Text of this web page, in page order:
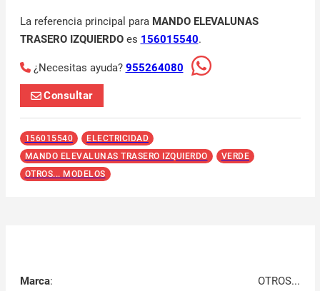
La referencia principal para MANDO ELEVALUNAS
TRASERO IZQUIERDOes 156015540.
¿Necesitas ayuda? 955264080
Consultar
156015540
ELECTRICIDAD
MANDO ELEVALUNAS TRASERO IZQUIERDO
VERDE
OTROS... MODELOS
Marca:
OTROS...